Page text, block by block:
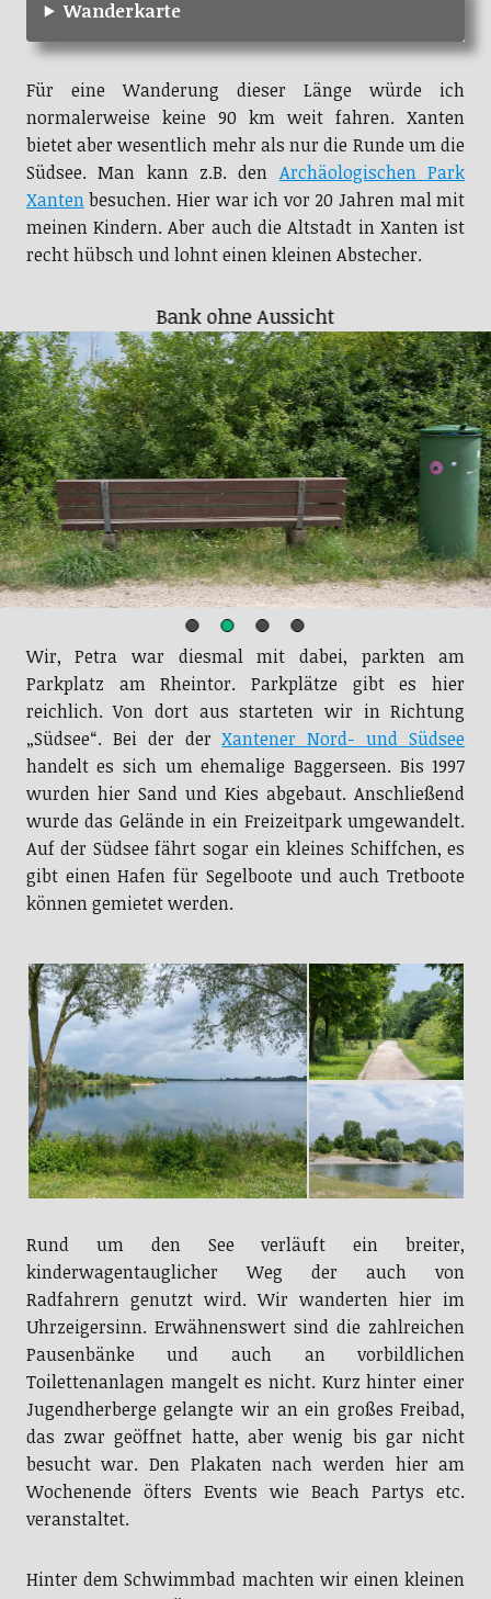
Wanderkarte
Für eine Wanderung dieser Länge würde ich
normalerweise keine 90 km weit fahren. Xanten
bietet aber wesentlich mehr als nur die Runde um die
Südsee. Man kann z.B. den Archäologischen Park
Xantenbesuchen. Hier war ich vor 20 Jahren mal mit
meinen Kindern. Aber auch die Altstadt in Xanten ist
recht hübsch und lohnt einen kleinen Abstecher.
Bank ohne Aussicht
Wir, Petra war diesmal mit dabei, parkten am
Parkplatz am Rheintor. Parkplätze gibt es hier
reichlich. Von dort aus starteten wir in Richtung
„Südsee“. Bei der derXantener Nord- und Südsee
handelt es sich um ehemalige Baggerseen. Bis 1997
wurden hier Sand und Kies abgebaut. Anschließend
wurde das Gelände in ein Freizeitpark umgewandelt.
Auf der Südsee fährt sogar ein kleines Schiffchen, es
gibt einen Hafen für Segelboote und auch Tretboote
können gemietet werden.
Rund um den See verläuft ein breiter,
kinderwagentauglicher Weg der auch von
Radfahrern genutzt wird. Wir wanderten hier im
Uhrzeigersinn. Erwähnenswert sind die zahlreichen
Pausenbänke und auch an vorbildlichen
Toilettenanlagen mangelt es nicht. Kurz hinter einer
Jugendherberge gelangte wir an ein großes Freibad,
das zwar geöffnet hatte, aber wenig bis gar nicht
besucht war. Den Plakaten nach werden hier am
Wochenende öfters Events wie Beach Partys etc.
veranstaltet.
Hinter dem Schwimmbad machten wir einen kleinen